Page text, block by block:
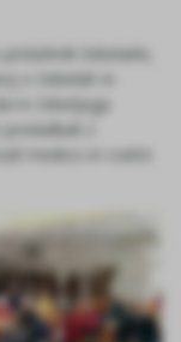
čebelarki,
o čebelah in
in čebeljega
z
medico in cvetni